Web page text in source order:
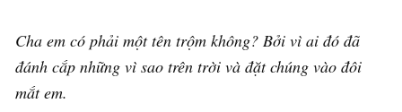
Cha em có phải một tên trộm không? Bởi vì ai đó đã
đánh cắp những vì sao trên trời và đặt chúng vào đôi
mắt em.